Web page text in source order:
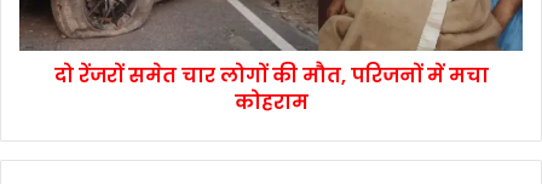
दो रेंजरों समेत चार लोगों की मौत, परिजनों में मचा
कोहराम